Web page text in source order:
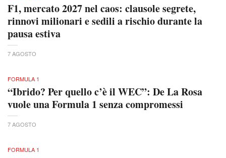
F1, mercato 2027 nel caos: clausole segrete,
rinnovi milionari e sedili a rischio durante la
pausa estiva
7 AGOSTO
FORMULA 1
“Ibrido? Per quello c’è il WEC”: De La Rosa
vuole una Formula 1 senza compromessi
7 AGOSTO
FORMULA 1